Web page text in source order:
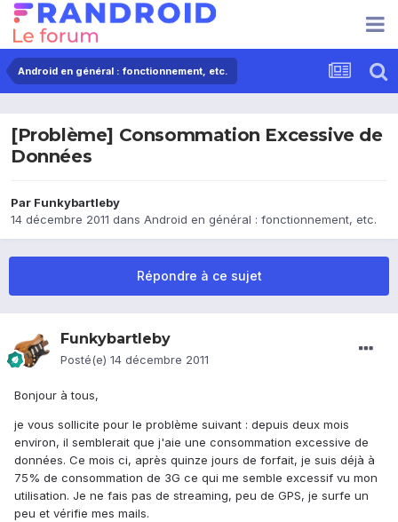
Android en général : fonctionnement, etc.
[Problème] Consommation Excessive de
Données
Par Funkybartleby
14 décembre 2011 dans Android en général : fonctionnement, etc.
Répondre à ce sujet
Funkybartleby
Posté(e) 14 décembre 2011
Bonjour à tous,
je vous sollicite pour le problème suivant : depuis deux mois
environ, il semblerait que j'aie une consommation excessive de
données. Ce mois ci, après quinze jours de forfait, je suis déjà à
75% de consommation de 3G ce qui me semble excessif vu mon
utilisation. Je ne fais pas de streaming, peu de GPS, je surfe un
peu et vérifie mes mails.